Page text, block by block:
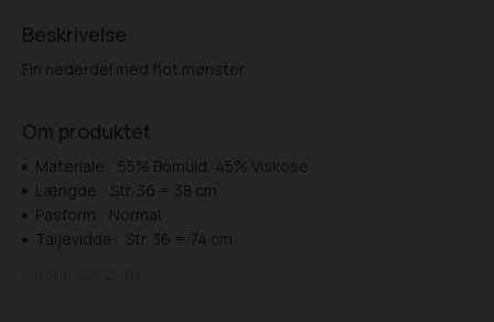
Beskrivelse
Fin nederdel med flot mønster
Om produktet
Materiale:
55% Bomuld, 45% Viskose
Længde:
Str. 36 = 38 cm
Pasform:
Normal
Taljevidde:
Str. 36 = 74 cm